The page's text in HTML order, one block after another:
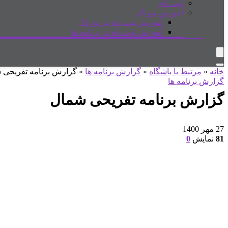
ثبت نام
آموزش پورتال
آموزش ثبت نام در پورتال
آموزش ثبت نام در برنامه ها
خانه » مرتبط با باشگاه » گزارش برنامه ها » گزارش برنامه
گزارش برنامه ها
گزارش برنامه تفریحی شمال
27 مهر 1400
81 نمایش 0